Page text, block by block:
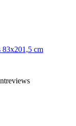
83x201,5 cm